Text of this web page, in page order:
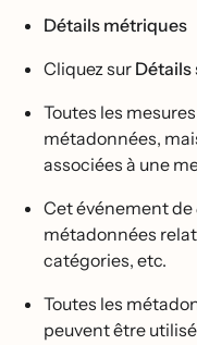
Détails métriques
Cliquez sur Détails
Toutes les
métadonnées,
associées à une
Cet événement de
métadonnées
catégories, etc.
Toutes les
peuvent être